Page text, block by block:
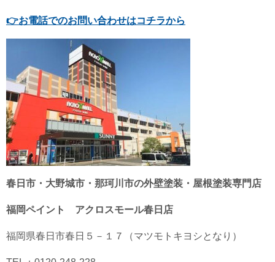
👉お電話でのお問い合わせはコチラから
春日市・大野城市・那珂川市の外壁塗装・屋根塗装専門店
福岡ペイント アクロスモール春日店
福岡県春日市春日５－１７（マツモトキヨシとなり）